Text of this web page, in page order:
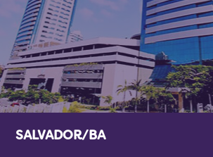
SALVADOR/BA